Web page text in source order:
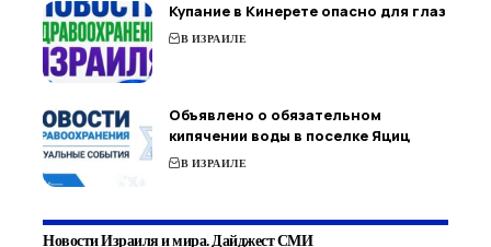
Купание в Кинерете опасно для глаз
В ИЗРАИЛЕ
Объявлено о обязательном
кипячении воды в поселке Яциц
В ИЗРАИЛЕ
Новости Израиля и мира. Дайджест СМИ